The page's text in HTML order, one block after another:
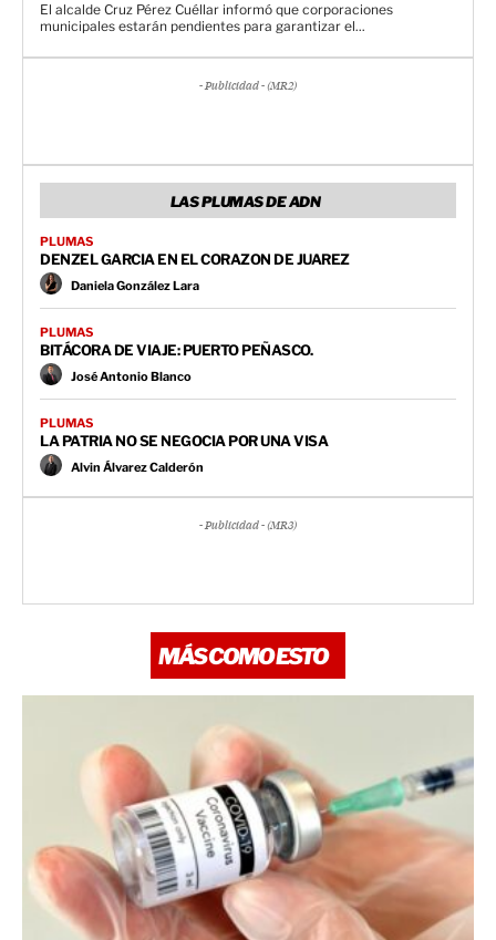
El alcalde Cruz Pérez Cuéllar informó que corporaciones
municipales estarán pendientes para garantizar el...
- Publicidad - (MR2)
LAS PLUMAS DE ADN
PLUMAS
DENZEL GARCIA EN EL CORAZON DE JUAREZ
Daniela González Lara
PLUMAS
BITÁCORA DE VIAJE: PUERTO PEÑASCO.
José Antonio Blanco
PLUMAS
LA PATRIA NO SE NEGOCIA POR UNA VISA
Alvin Álvarez Calderón
- Publicidad - (MR3)
MÁS COMO ESTO